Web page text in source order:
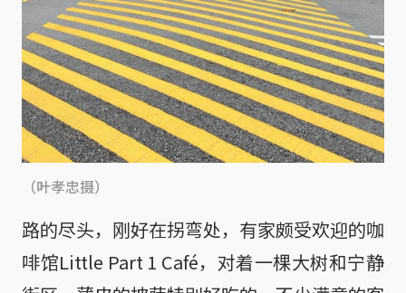
（叶孝忠摄）
路的尽头，刚好在拐弯处，有家颇受欢迎的咖
啡馆Little Part 1 Café，对着一棵大树和宁静